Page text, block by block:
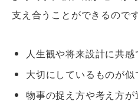
支え合うことができるのです
人生観や将来設計に共感
大切にしているものが似
物事の捉え方や考え方が